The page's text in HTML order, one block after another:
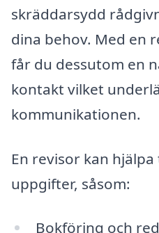
skräddarsydd
dina behov. Med en
får du dessutom en
kontakt vilket
kommunikationen.
En revisor kan
uppgifter, såsom:
Bokföring och